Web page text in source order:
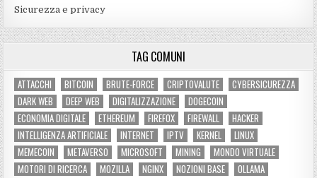
Sicurezza e privacy
TAG COMUNI
ATTACCHI BITCOIN BRUTE-FORCE CRIPTOVALUTE
CYBERSICUREZZA
DARK WEB
DEEP WEB DIGITALIZZAZIONE
DOGECOIN
ECONOMIA DIGITALE
ETHEREUM FIREFOX FIREWALL
HACKER
INTELLIGENZA ARTIFICIALE
INTERNET IPTV KERNEL
LINUX
MEMECOIN
METAVERSO MICROSOFT MINING
MONDO VIRTUALE
MOTORI DI RICERCA
MOZILLA NGINX NOZIONI BASE
OLLAMA